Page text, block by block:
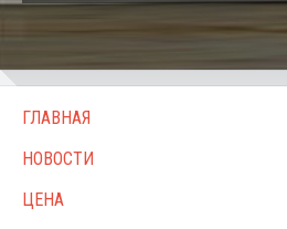
ГЛАВНАЯ
НОВОСТИ
ЦЕНА